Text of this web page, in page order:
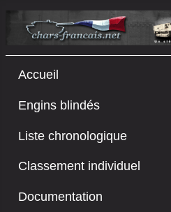
Accueil
Engins blindés
Liste chronologique
Classement individuel
Documentation